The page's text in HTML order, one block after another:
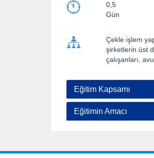
0,5
Gün
Çekle işlem
şirketlerin üst
çalışanları,
Eğitim Kapsamı
Eğitimin Amacı